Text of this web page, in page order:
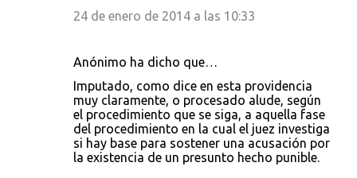
24 de enero de 2014 a las 10:33
Anónimo ha dicho que…
Imputado, como dice en esta providencia
muy claramente, o procesado alude, según
el procedimiento que se siga, a aquella fase
del procedimiento en la cual el juez investiga
si hay base para sostener una acusación por
la existencia de un presunto hecho punible.